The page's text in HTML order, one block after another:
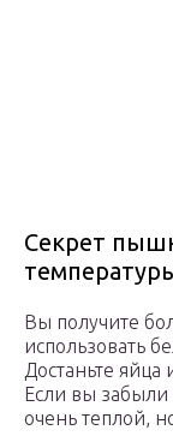
Секрет
Вы получите
использовать
Достаньте яйца
Если вы забыли
очень теплой,